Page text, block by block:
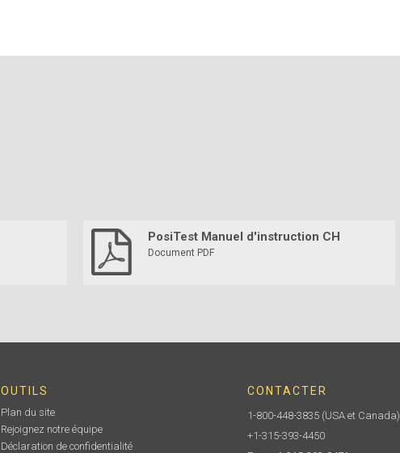
PosiTest Manuel d'instruction CH
Document PDF
OUTILS
Plan du site
Rejoignez notre équipe
Déclaration de confidentialité
CONTACTER
1-800-448-3835 (USA et Canada)
+1-315-393-4450